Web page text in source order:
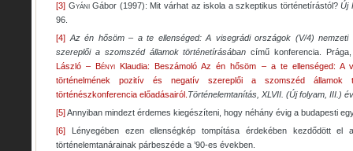
[3] GyániGábor (1997): Mit várhat az iskola a szkeptikus történetírástól?Új
96.
[4] Az én hősöm – a te ellenséged: A visegrádi országok (V/4) nemzeti
szereplői a szomszéd államok történetírásában című konferencia.
László –
Bényi Klaudia: Beszámoló Az én hősöm – a te ellenséged: A
történelmének pozitív és negatív szereplői a szomszéd államok
történészkonferencia előadásairól. Történelemtanítás, XLVII. (Új folyam, III.)
[5] Annyiban mindezt érdemes kiegészíteni, hogy néhány évig a budapesti
[6] Lényegében ezen ellenségkép tompítása érdekében kezdődött
történelemtanárainak párbeszéde a ’90-es években.